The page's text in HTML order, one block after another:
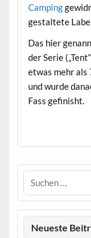
Camping
gestaltete
Das hier
der Serie
etwas mehr als
und wurde
Fass gefinisht.
Neueste